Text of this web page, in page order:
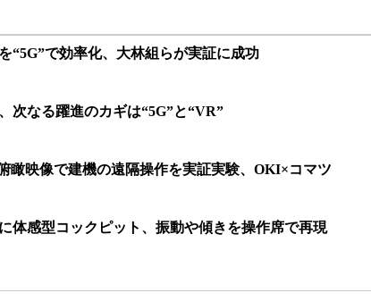
“5G”で効率化、大林組らが実証に成功
次なる躍進のカギは“5G”と“VR”
瞰映像で建機の遠隔操作を実証実験、OKI×コマツ
体感型コックピット、振動や傾きを操作席で再現